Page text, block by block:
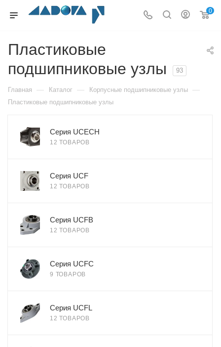
0
Пластиковые
подшипниковые узлы
93
Главная — Каталог — Корпусные подшипниковые узлы —
Пластиковые подшипниковые узлы
Серия UCECH
12 ТОВАРОВ
Серия UCF
12 ТОВАРОВ
Серия UCFB
12 ТОВАРОВ
Серия UCFC
9 ТОВАРОВ
Серия UCFL
12 ТОВАРОВ